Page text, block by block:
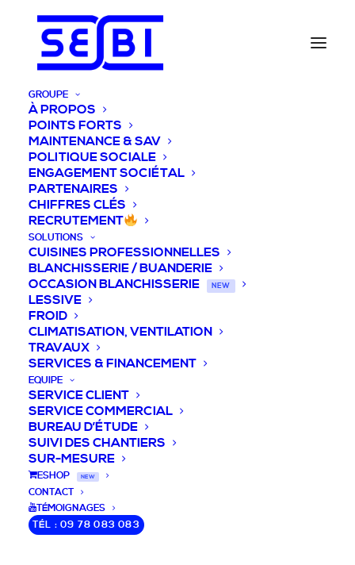
GROUPE
À PROPOS
POINTS FORTS
MAINTENANCE & SAV
POLITIQUE SOCIALE
ENGAGEMENT SOCIÉTAL
PARTENAIRES
CHIFFRES CLÉS
RECRUTEMENT
SOLUTIONS
CUISINES PROFESSIONNELLES
BLANCHISSERIE / BUANDERIE
OCCASION BLANCHISSERIE
NEW
LESSIVE
FROID
CLIMATISATION, VENTILATION
TRAVAUX
SERVICES & FINANCEMENT
EQUIPE
SERVICE CLIENT
SERVICE COMMERCIAL
BUREAU D’ÉTUDE
SUIVI DES CHANTIERS
SUR-MESURE
ESHOP NEW
CONTACT
TÉMOIGNAGES
TÉL : 09 78 083 083
DEVIS / CONSEILS /
QUESTIONS